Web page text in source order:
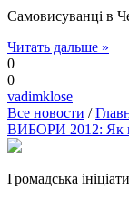
Самовисуванці в
Читать дальше »
0
0
vadimklose
Все новости /
ВИБОРИ 2012: Як
Громадська